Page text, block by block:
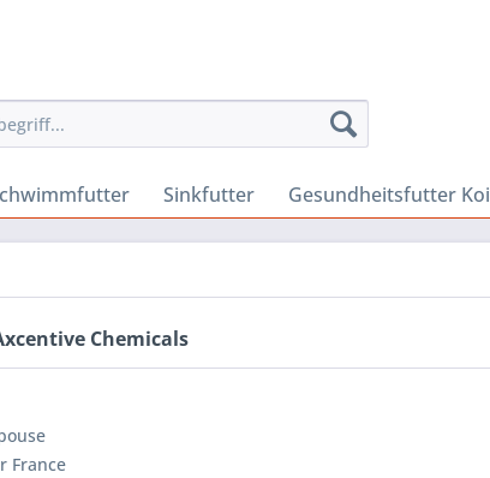
Sinkfutter Gesundheitsfutter Koi
Chemicals
France